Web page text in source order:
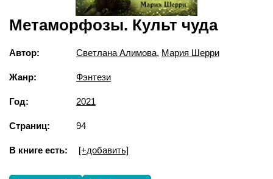
Метаморфозы. Культ чуда
Автор: Светлана Алимова, Мария Шерри
Жанр: Фэнтези
Год: 2021
Страниц: 94
В книге есть: [+добавить]